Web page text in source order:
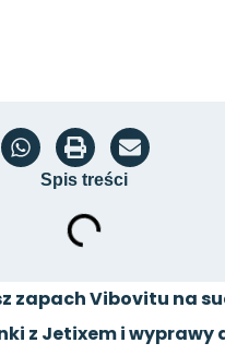
Spis treści
zapach Vibovitu na
z Jetixem i wyprawy